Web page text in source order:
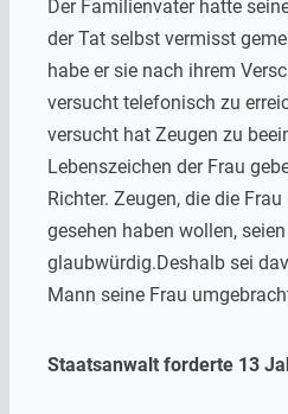
Der Familienvater hatte
der Tat selbst vermisst
habe er sie nach ihrem
versucht telefonisch zu
versucht hat Zeugen zu
Lebenszeichen der Frau
Richter. Zeugen, die die
gesehen haben wollen,
glaubwürdig.Deshalb sei
Mann seine Frau
Staatsanwalt forderte 13